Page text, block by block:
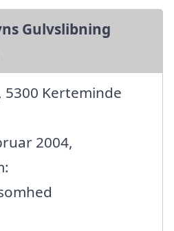
Gulvslibning
5300 Kerteminde
2004,